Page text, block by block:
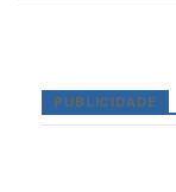
PUBLICIDADE